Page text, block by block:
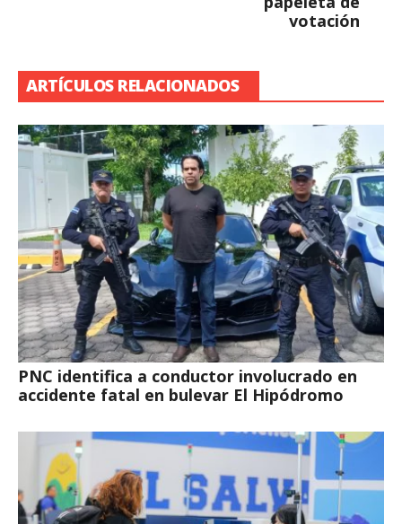
votación
ARTÍCULOS RELACIONADOS
PNC identifica a conductor involucrado en
accidente fatal en bulevar El Hipódromo